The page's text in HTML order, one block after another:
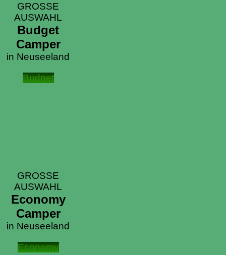
GROSSE
AUSWAHL
Budget
Camper
in Neuseeland
Budget
GROSSE
AUSWAHL
Economy
Camper
in Neuseeland
Economy